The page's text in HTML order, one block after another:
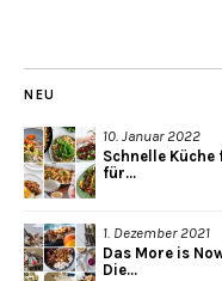
NEU
10. Januar 2022
Schnelle Küche
für...
1. Dezember 2021
Das More is
Die...